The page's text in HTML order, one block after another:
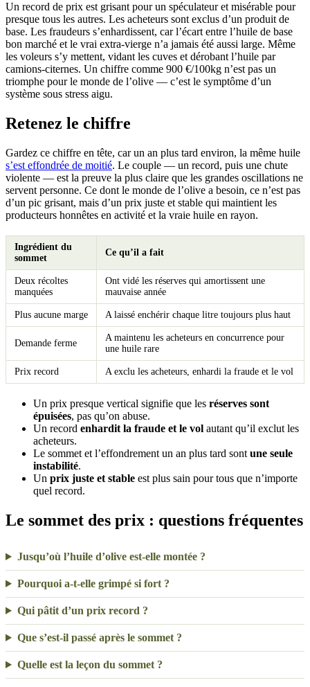
Un record de prix est grisant pour un spéculateur et misérable pour
presque tous les autres. Les acheteurs sont exclus d’un produit de
base. Les fraudeurs s’enhardissent, car l’écart entre l’huile de base
bon marché et le vrai extra-vierge n’a jamais été aussi large. Même
les voleurs s’y mettent, vidant les cuves et dérobant l’huile par
camions-citernes. Un chiffre comme 900 €/100kg n’est pas un
triomphe pour le monde de l’olive — c’est le symptôme d’un
système sous stress aigu.
Retenez le chiffre
Gardez ce chiffre en tête, car un an plus tard environ, la même huile
s’est effondrée de moitié. Le couple — un record, puis une chute
violente — est la preuve la plus claire que les grandes oscillations ne
servent personne. Ce dont le monde de l’olive a besoin, ce n’est pas
d’un pic grisant, mais d’un prix juste et stable qui maintient les
producteurs honnêtes en activité et la vraie huile en rayon.
Ingrédient du
sommet
Ce qu’il a fait
Deux récoltes
manquées
Ont vidé les réserves qui amortissent une
mauvaise année
Plus aucune marge A laissé enchérir chaque litre toujours plus haut
Demande ferme
A maintenu les acheteurs en concurrence pour
une huile rare
Prix record A exclu les acheteurs, enhardi la fraude et le vol
Un prix presque vertical signifie que les réserves sont
épuisées, pas qu’on abuse.
Un record enhardit la fraude et le vol autant qu’il exclut les
acheteurs.
Le sommet et l’effondrement un an plus tard sont une seule
instabilité.
Un prix juste et stable est plus sain pour tous que n’importe
quel record.
Le sommet des prix : questions fréquentes
Jusqu’où l’huile d’olive est-elle montée ?
Pourquoi a-t-elle grimpé si fort ?
Qui pâtit d’un prix record ?
Que s’est-il passé après le sommet ?
Quelle est la leçon du sommet ?